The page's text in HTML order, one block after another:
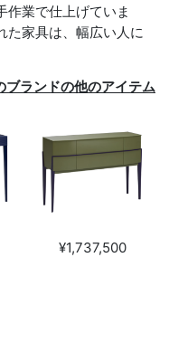
作業で仕上げていま
た家具は、幅広い人に
ブランドの他のアイテム
¥1,737,500